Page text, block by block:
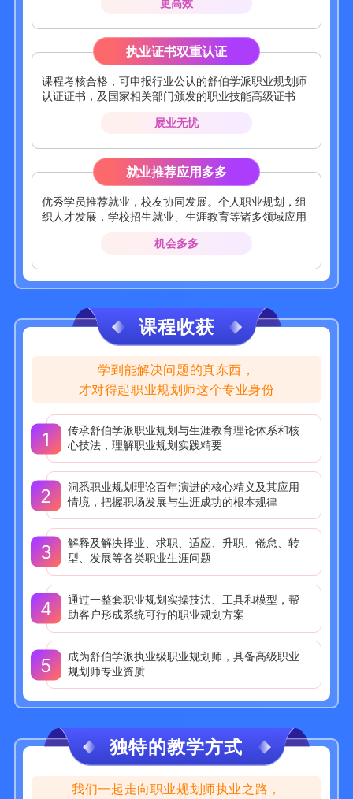
执业证书双重认证
课程考核合格，可申报行业公认的舒伯学派职业规划师
认证证书，及国家相关部门颁发的职业技能高级证书
展业无忧
就业推荐应用多多
优秀学员推荐就业，校友协同发展。个人职业规划，组
织人才发展，学校招生就业、生涯教育等诸多领域应用
机会多多
课程收获
学到能解决问题的真东西，
才对得起职业规划师这个专业身份
1
传承舒伯学派职业规划与生涯教育理论体系和核
心技法，理解职业规划实践精要
2
洞悉职业规划理论百年演进的核心精义及其应用
情境，把握职场发展与生涯成功的根本规律
3
解释及解决择业、求职、适应、升职、倦怠、转
型、发展等各类职业生涯问题
4
通过一整套职业规划实操技法、工具和模型，帮
助客户形成系统可行的职业规划方案
5
成为舒伯学派执业级职业规划师，具备高级职业
规划师专业资质
独特的教学方式
我们一起走向职业规划师执业之路，